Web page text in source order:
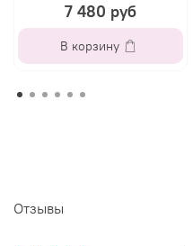
7 480 руб
В корзину
Отзывы